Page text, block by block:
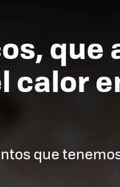
calor
que